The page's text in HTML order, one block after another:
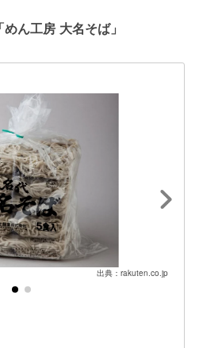
ん工房 大名そば」
出典：rakuten.co.jp